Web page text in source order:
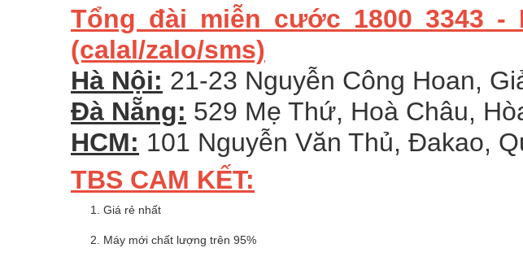
Tổng đài miễn cước 1800 3343 -
(calal/zalo/sms)
Hà Nội: 21-23 Nguyễn Công Hoan,
Đà Nẵng: 529 Mẹ Thứ, Hoà Châu,
HCM: 101 Nguyễn Văn Thủ, Đakao,
TBS CAM KẾT:
Giá rẻ nhất
Máy mới chất lượng trên 95%